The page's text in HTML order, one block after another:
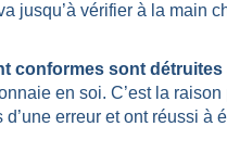
jusqu’à vérifier à la main
conformes sont détruites
en soi. C’est la
erreur et ont réussi à